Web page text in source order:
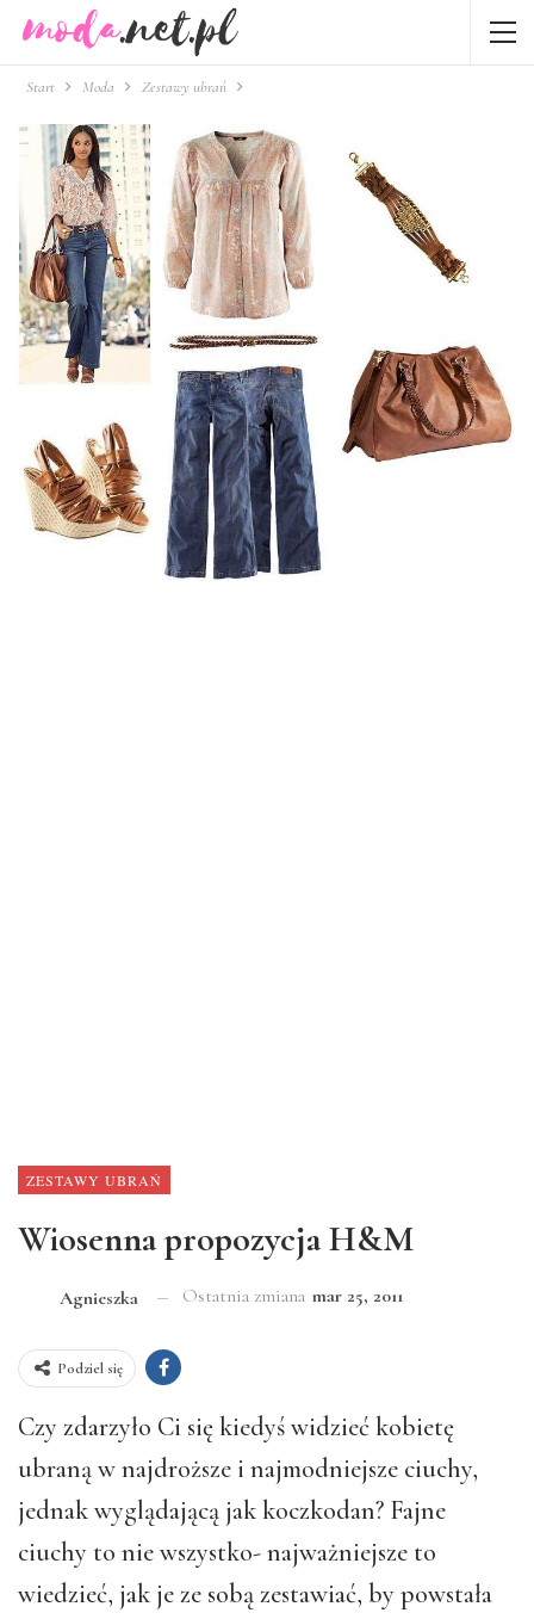
Start Moda Zestawy ubrań
ZESTAWY UBRAŃ
Wiosenna propozycja H&M
Agnieszka Ostatnia zmiana mar 25, 2011
Podziel się
Czy zdarzyło Ci się kiedyś widzieć kobietę
ubraną w najdroższe i najmodniejsze ciuchy,
jednak wyglądającą jak koczkodan? Fajne
ciuchy to nie wszystko- najważniejsze to
wiedzieć, jak je ze sobą zestawiać, by powstała